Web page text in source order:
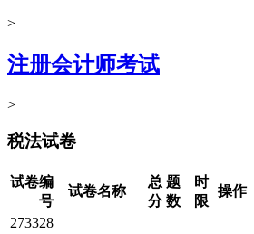
>
注册会计师考试
>
税法试卷
试卷编
号
试卷名称
总
分
题
数
时
限
操作
273328